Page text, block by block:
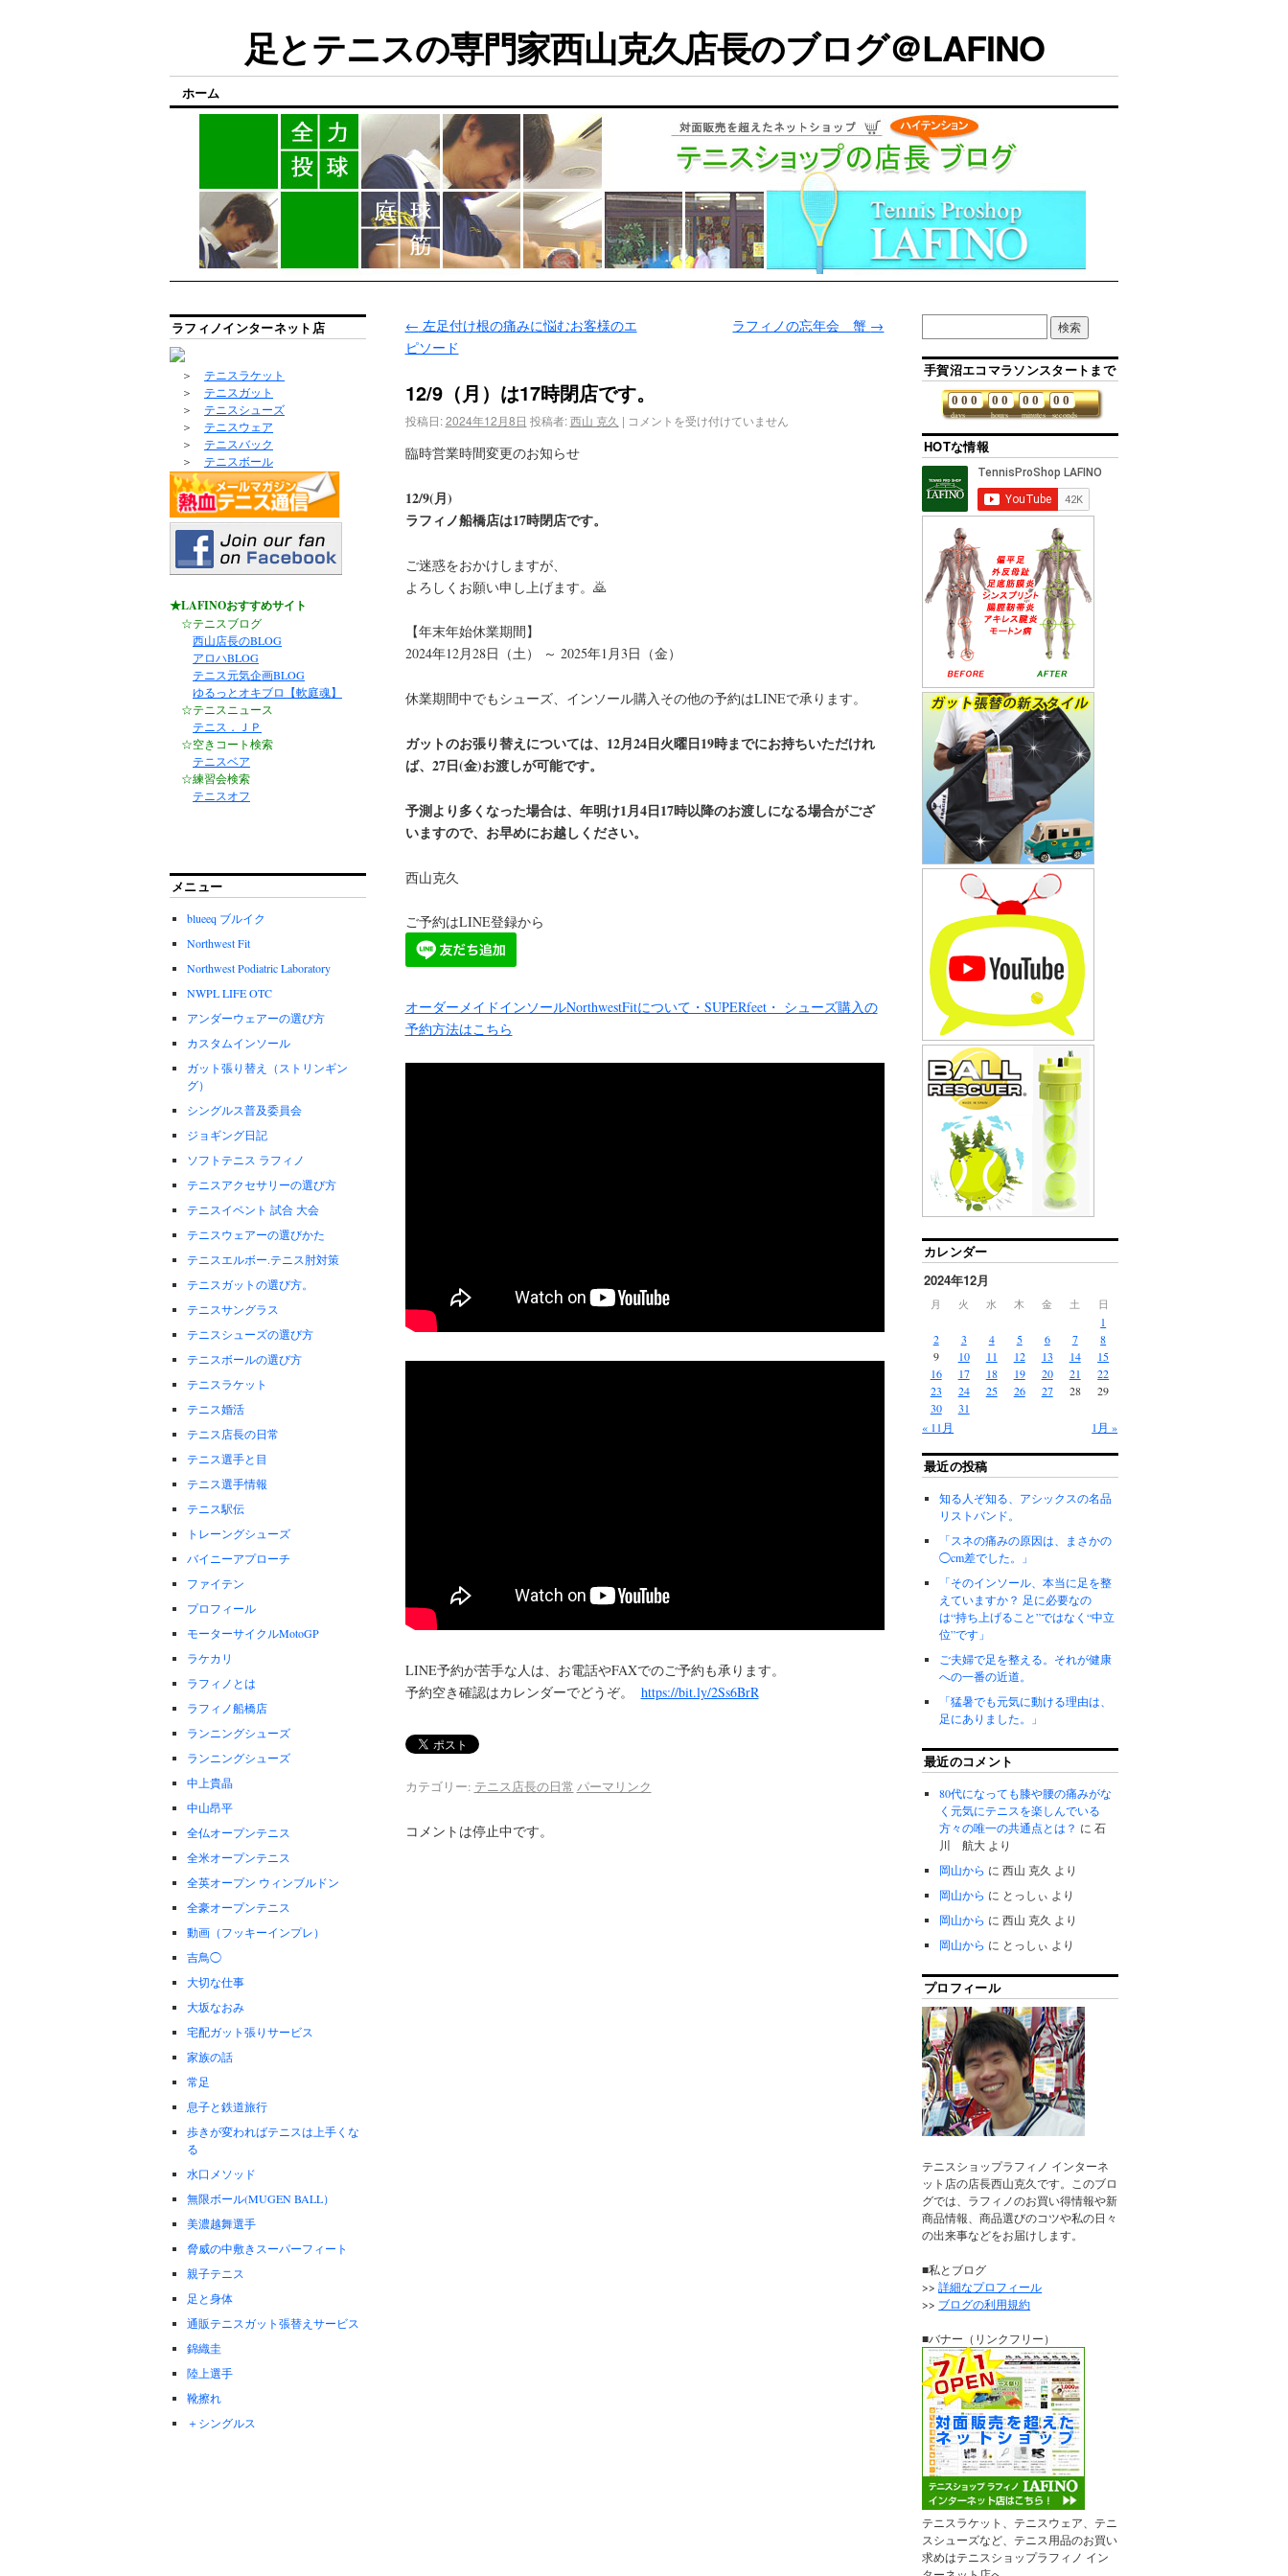
足とテニスの専門家西山克久店長のブログ＠LAFINO
ホーム
← 左足付け根の痛みに悩むお客様のエ
ピソード
ラフィノの忘年会 蟹 →
12/9（月）は17時閉店です。
投稿日: 2024年12月8日 投稿者: 西山 克久 | コメントを受け付けていません
臨時営業時間変更のお知らせ
12/9(月)
ラフィノ船橋店は17時閉店です。
ご迷惑をおかけしますが、
よろしくお願い申し上げます。🙇
【年末年始休業期間】
2024年12月28日（土） ～ 2025年1月3日（金）
休業期間中でもシューズ、インソール購入その他の予約はLINEで承ります。
ガットのお張り替えについては、12月24日火曜日19時までにお持ちいただけれ
ば、27日(金)お渡しが可能です。
予測より多くなった場合は、年明け1月4日17時以降のお渡しになる場合がござ
いますので、お早めにお越しください。
西山克久
ご予約はLINE登録から
オーダーメイドインソールNorthwestFitについて・SUPERfeet・ シューズ購入の
予約方法はこちら
LINE予約が苦手な人は、お電話やFAXでのご予約も承ります。
予約空き確認はカレンダーでどうぞ。 https://bit.ly/2Ss6BrR
カテゴリー: テニス店長の日常 パーマリンク
コメントは停止中です。
ラフィノインターネット店
＞ テニスラケット
＞ テニスガット
＞ テニスシューズ
＞ テニスウェア
＞ テニスバック
＞ テニスボール
★LAFINOおすすめサイト
☆テニスブログ
西山店長のBLOG
アロハBLOG
テニス元気企画BLOG
ゆるっとオキブロ【軟庭魂】
☆テニスニュース
テニス．ＪＰ
☆空きコート検索
テニスベア
☆練習会検索
テニスオフ
メニュー
blueeq ブルイク
Northwest Fit
Northwest Podiatric Laboratory
NWPL LIFE OTC
アンダーウェアーの選び方
カスタムインソール
ガット張り替え（ストリンギン
グ）
シングルス普及委員会
ジョギング日記
ソフトテニス ラフィノ
テニスアクセサリーの選び方
テニスイベント 試合 大会
テニスウェアーの選びかた
テニスエルボー.テニス肘対策
テニスガットの選び方。
テニスサングラス
テニスシューズの選び方
テニスボールの選び方
テニスラケット
テニス婚活
テニス店長の日常
テニス選手と目
テニス選手情報
テニス駅伝
トレーングシューズ
バイニーアプローチ
ファイテン
プロフィール
モーターサイクルMotoGP
ラケカリ
ラフィノとは
ラフィノ船橋店
ランニングシューズ
ランニングシューズ
中上貴晶
中山昂平
全仏オープンテニス
全米オープンテニス
全英オープン ウィンブルドン
全豪オープンテニス
動画（フッキーインプレ）
吉鳥◯
大切な仕事
大坂なおみ
宅配ガット張りサービス
家族の話
常足
息子と鉄道旅行
歩きが変わればテニスは上手くな
る
水口メソッド
無限ボール(MUGEN BALL）
美濃越舞選手
脅威の中敷きスーパーフィート
親子テニス
足と身体
通販テニスガット張替えサービス
錦織圭
陸上選手
靴擦れ
＋シングルス
手賀沼エコマラソンスタートまで
days
0 0 0
hours
0 0
minutes
0 0
seconds
0 0
HOTな情報
カレンダー
2024年12月
月 火 水 木 金 土 日
« 11月 1月 »
1
2
3 4 5 6 7
8
9
10 11 12 13 14
15
16
17 18 19 20 21
22
23
24 25 26 27 28
29
30
31
最近の投稿
知る人ぞ知る、アシックスの名品
リストバンド。
「スネの痛みの原因は、まさかの
◯cm差でした。」
「そのインソール、本当に足を整
えていますか？ 足に必要なの
は“持ち上げること”ではなく“中立
位”です」
ご夫婦で足を整える。それが健康
への一番の近道。
「猛暑でも元気に動ける理由は、
足にありました。」
最近のコメント
80代になっても膝や腰の痛みがな
く元気にテニスを楽しんでいる
方々の唯一の共通点とは？ に石
川 航大 より
岡山から に西山 克久 より
岡山から に とっしぃ より
岡山から に西山 克久 より
岡山から に とっしぃ より
プロフィール
テニスショップラフィノ インターネ
ット店の店長西山克久です。このブロ
グでは、ラフィノのお買い得情報や新
商品情報、商品選びのコツや私の日々
の出来事などをお届けします。
■私とブログ
>>詳細なプロフィール
>> ブログの利用規約
■バナー（リンクフリー）
テニスラケット、テニスウェア、テニ
スシューズなど、テニス用品のお買い
求めはテニスショップラフィノ イン